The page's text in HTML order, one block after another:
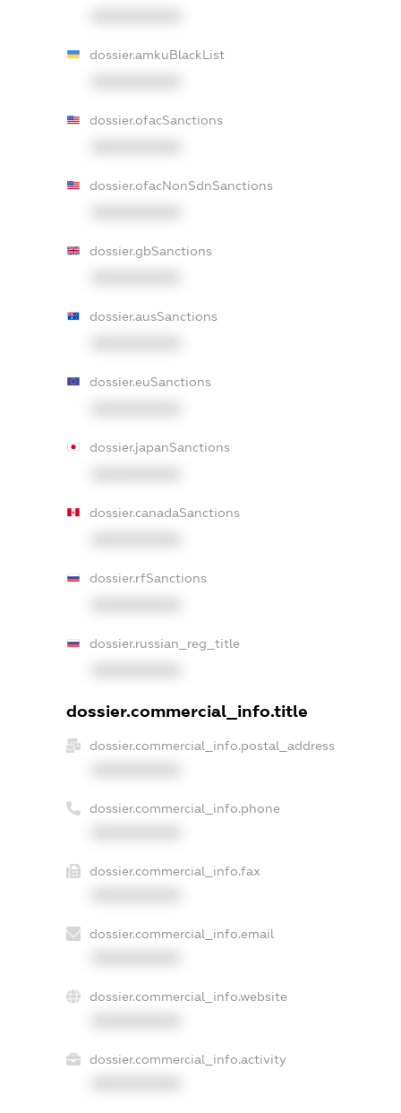
dossier.amkuBlackList
dossier.ofacSanctions
dossier.ofacNonSdnSanctions
dossier.gbSanctions
dossier.ausSanctions
dossier.euSanctions
dossier.japanSanctions
dossier.canadaSanctions
dossier.rfSanctions
dossier.russian_reg_title
dossier.commercial_info.title
dossier.commercial_info.postal_address
dossier.commercial_info.phone
dossier.commercial_info.fax
dossier.commercial_info.email
dossier.commercial_info.website
dossier.commercial_info.activity